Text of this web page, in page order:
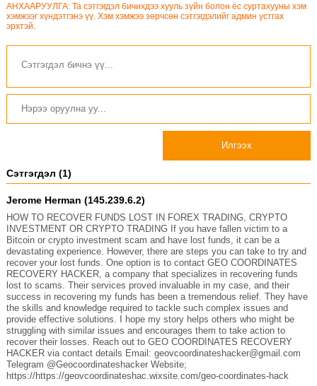
АНХААРУУЛГА: Та сэтгэгдэл бичихдээ хууль зүйн болон ёс суртахууны хэм
хэмжээг хүндэтгэнэ үү. Хэм хэмжээ зөрчсөн сэтгэгдэлийг админ устгах
эрхтэй.
Илгээх
Сэтгэгдэл (1)
Jerome Herman (145.239.6.2)
HOW TO RECOVER FUNDS LOST IN FOREX TRADING, CRYPTO
INVESTMENT OR CRYPTO TRADING If you have fallen victim to a
Bitcoin or crypto investment scam and have lost funds, it can be a
devastating experience. However, there are steps you can take to try and
recover your lost funds. One option is to contact GEO COORDINATES
RECOVERY HACKER, a company that specializes in recovering funds
lost to scams. Their services proved invaluable in my case, and their
success in recovering my funds has been a tremendous relief. They have
the skills and knowledge required to tackle such complex issues and
provide effective solutions. I hope my story helps others who might be
struggling with similar issues and encourages them to take action to
recover their losses. Reach out to GEO COORDINATES RECOVERY
HACKER via contact details Email: geovcoordinateshacker@gmail.com
Telegram @Geocoordinateshacker Website;
https://https://geovcoordinateshac.wixsite.com/geo-coordinates-hack